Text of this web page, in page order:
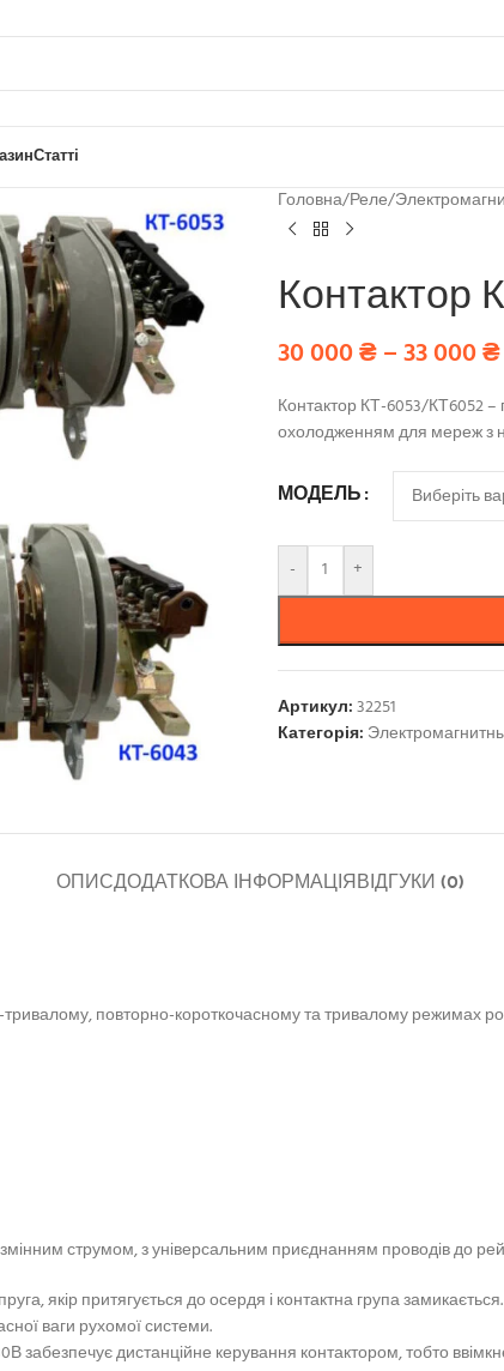
Статті
Головна/Реле/
Контактор
30 000₴–33 000₴
Контактор КТ-6053/КТ6052 –
охолодженням для мереж з
МОДЕЛЬ
- +
Артикул:32251
Категорія:
ОПИСДОДАТКОВА ІНФОРМАЦІЯВІДГУКИ (0)
повторно-короткочасному та тривалому режимах
струмом, з універсальним приєднанням проводів до
якір притягується до осердя і контактна група
ваги рухомої системи.
забезпечує дистанційне керування контактором, тобто